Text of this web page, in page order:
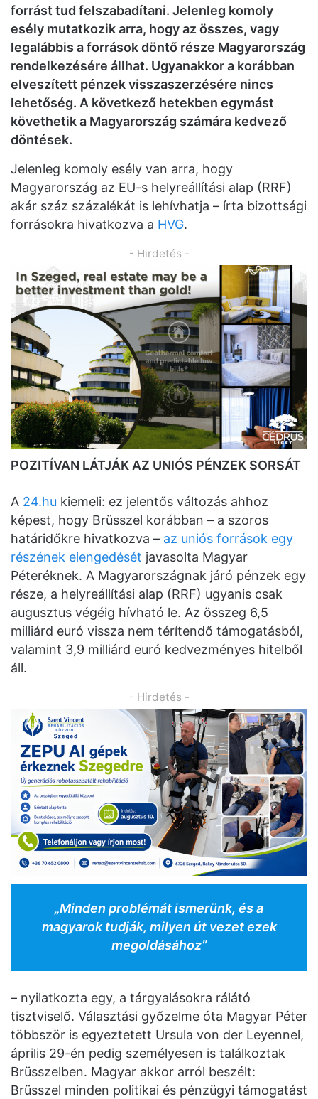
forrást tud felszabadítani. Jelenleg komoly
esély mutatkozik arra, hogy az összes, vagy
legalábbis a források döntő része Magyarország
rendelkezésére állhat. Ugyanakkor a korábban
elveszített pénzek visszaszerzésére nincs
lehetőség. A következő hetekben egymást
követhetik a Magyarország számára kedvező
döntések.
Jelenleg komoly esély van arra, hogy
Magyarország az EU-s helyreállítási alap (RRF)
akár száz százalékát is lehívhatja – írta bizottsági
forrásokra hivatkozva a HVG.
- Hirdetés -
POZITÍVAN LÁTJÁK AZ UNIÓS PÉNZEK SORSÁT
A 24.hu kiemeli: ez jelentős változás ahhoz
képest, hogy Brüsszel korábban – a szoros
határidőkre hivatkozva – az uniós források egy
részének elengedését javasolta Magyar
Péteréknek. A Magyarországnak járó pénzek egy
része, a helyreállítási alap (RRF) ugyanis csak
augusztus végéig hívható le. Az összeg 6,5
milliárd euró vissza nem térítendő támogatásból,
valamint 3,9 milliárd euró kedvezményes hitelből
áll.
- Hirdetés -
„Minden problémát ismerünk, és a
magyarok tudják, milyen út vezet ezek
megoldásához”
– nyilatkozta egy, a tárgyalásokra rálátó
tisztviselő. Választási győzelme óta Magyar Péter
többször is egyeztetett Ursula von der Leyennel,
április 29-én pedig személyesen is találkoztak
Brüsszelben. Magyar akkor arról beszélt:
Brüsszel minden politikai és pénzügyi támogatást